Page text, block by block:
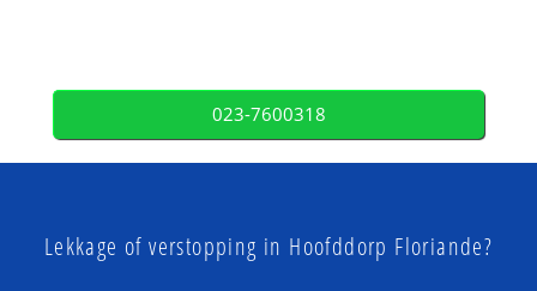
023-7600318
Lekkage of verstopping in Hoofddorp Floriande?